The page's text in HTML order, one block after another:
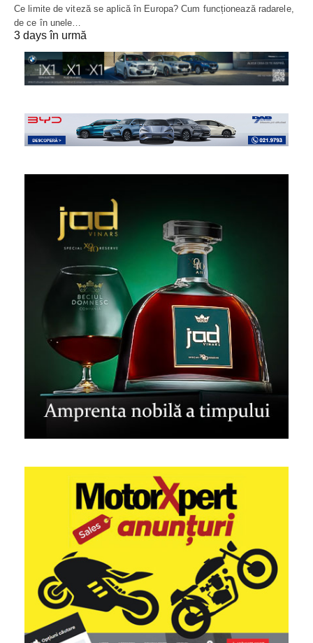
Ce limite de viteză se aplică în Europa? Cum funcționează radarele,
de ce în unele…
3 days în urmă